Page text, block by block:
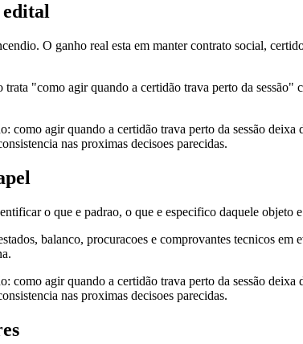
edital
O ganho real esta em manter contrato social,
"como agir quando a certidão trava perto da
agir quando a certidão trava perto da sessão
nas proximas decisoes parecidas.
o que e padrao, o que e especifico daquele objeto
balanco, procuracoes e comprovantes tecnicos
agir quando a certidão trava perto da sessão
nas proximas decisoes parecidas.